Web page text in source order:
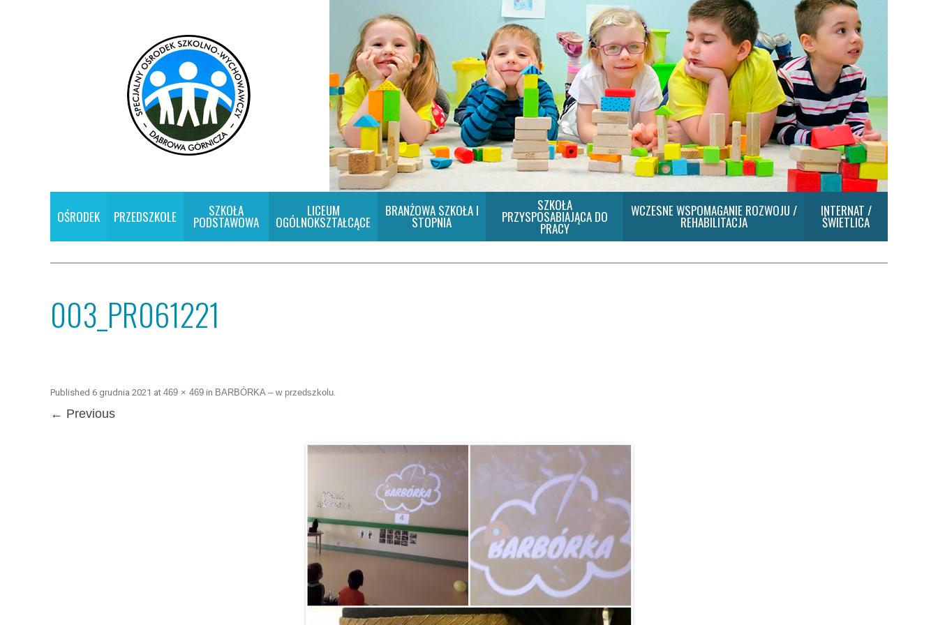
OŚRODEK PRZEDSZKOLE SZKOŁA
PODSTAWOWA
LICEUM
OGÓLNOKSZTAŁCĄCE
BRANŻOWA SZKOŁA I
STOPNIA
SZKOŁA
PRZYSPOSABIAJĄCA DO
PRACY
WCZESNE WSPOMAGANIE ROZWOJU /
REHABILITACJA
INTERNAT /
ŚWIETLICA
003_PR061221
Published 6 grudnia 2021 at 469 × 469 in BARBÓRKA – w przedszkolu.
← Previous